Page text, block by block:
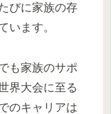
びに家族の存
います。
も家族のサポ
界大会に至る
のキャリアは